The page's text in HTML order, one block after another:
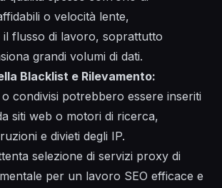
o velocità lente,
flusso di lavoro, soprattutto
grandi volumi di dati.
Blacklist e Rilevamento:
condivisi potrebbero essere inseriti
siti web o motori di ricerca,
e divieti degli IP.
selezione di servizi proxy di
per un lavoro SEO efficace e